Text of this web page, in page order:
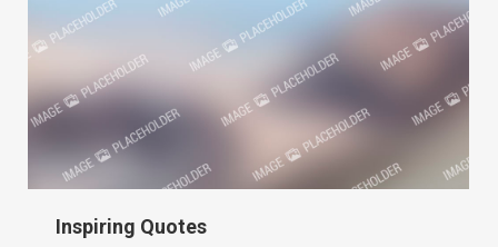
Inspiring Quotes